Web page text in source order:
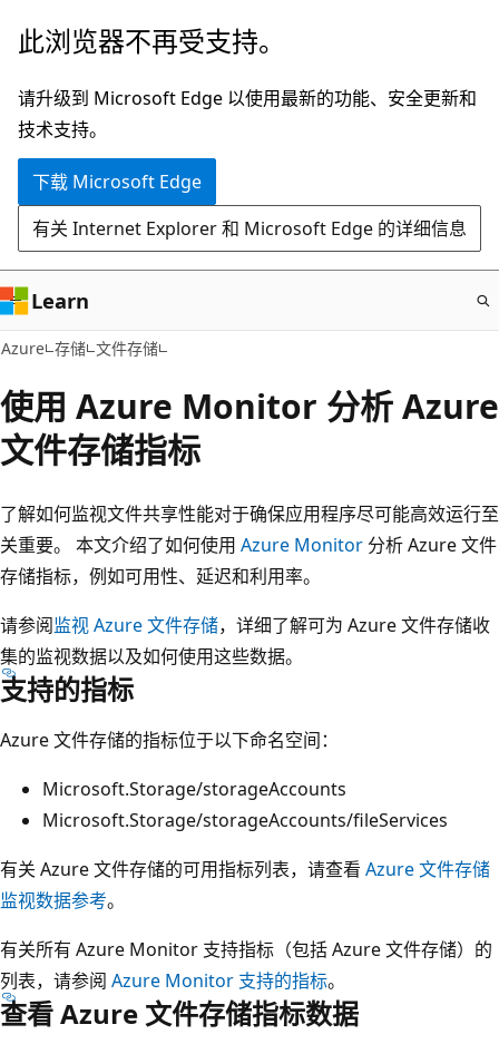
跳
主
要
内
此浏览器不再受支持。
请升级到 Microsoft Edge 以使用最新的功能、安全更新和
技术支持。
下载 Microsoft Edge
有关 Internet Explorer 和 Microsoft Edge 的详细信息
Learn
Azure 存储 文件存储
使用 Azure Monitor 分析 Azure
文件存储指标
了解如何监视文件共享性能对于确保应用程序尽可能高效运行至
关重要。 本文介绍了如何使用 Azure Monitor 分析 Azure 文件
存储指标，例如可用性、延迟和利用率。
请参阅监视 Azure 文件存储，详细了解可为 Azure 文件存储收
集的监视数据以及如何使用这些数据。
支持的指标
Azure 文件存储的指标位于以下命名空间：
Microsoft.Storage/storageAccounts
Microsoft.Storage/storageAccounts/fileServices
有关 Azure 文件存储的可用指标列表，请查看 Azure 文件存储
监视数据参考。
有关所有 Azure Monitor 支持指标（包括 Azure 文件存储）的
列表，请参阅 Azure Monitor 支持的指标。
查看 Azure 文件存储指标数据